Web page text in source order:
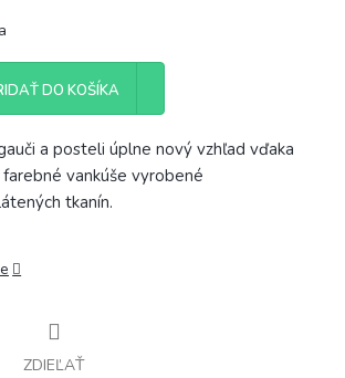
DO KOŠÍKA
a posteli úplne nový vzhľad vďaka
farebné vankúše vyrobené
tkanín.
ZDIEĽAŤ